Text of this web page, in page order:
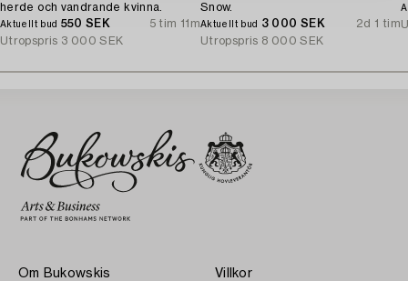
herde och vandrande kvinna.
Aktuellt bud 550 SEK
5 tim 11m
Utropspris 3 000 SEK
Snow.
Aktuellt bud 3 000 SEK
2d 1 tim
Utropspris 8 000 SEK
Om Bukowskis Villkor